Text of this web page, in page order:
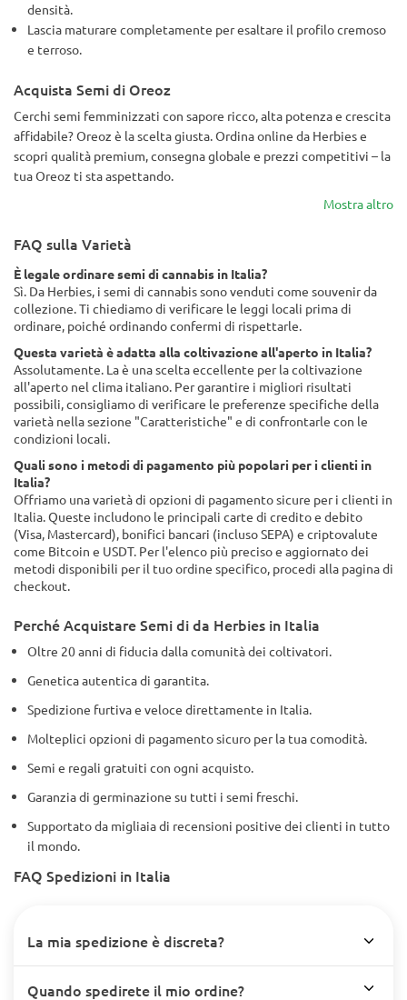
densità.
Lascia maturare completamente per esaltare il profilo cremoso
e terroso.
Acquista Semi di Oreoz
Cerchi semi femminizzati con sapore ricco, alta potenza e crescita
affidabile? Oreoz è la scelta giusta. Ordina online da Herbies e
scopri qualità premium, consegna globale e prezzi competitivi – la
tua Oreoz ti sta aspettando.
Mostra altro
FAQ sulla Varietà
È legale ordinare semi di cannabis in Italia?
Sì. Da Herbies, i semi di cannabis sono venduti come souvenir da
collezione. Ti chiediamo di verificare le leggi locali prima di
ordinare, poiché ordinando confermi di rispettarle.
Questa varietà è adatta alla coltivazione all'aperto in Italia?
Assolutamente. La è una scelta eccellente per la coltivazione
all'aperto nel clima italiano. Per garantire i migliori risultati
possibili, consigliamo di verificare le preferenze specifiche della
varietà nella sezione "Caratteristiche" e di confrontarle con le
condizioni locali.
Quali sono i metodi di pagamento più popolari per i clienti in
Italia?
Offriamo una varietà di opzioni di pagamento sicure per i clienti in
Italia. Queste includono le principali carte di credito e debito
(Visa, Mastercard), bonifici bancari (incluso SEPA) e criptovalute
come Bitcoin e USDT. Per l'elenco più preciso e aggiornato dei
metodi disponibili per il tuo ordine specifico, procedi alla pagina di
checkout.
Perché Acquistare Semi di da Herbies in Italia
Oltre 20 anni di fiducia dalla comunità dei coltivatori.
Genetica autentica di garantita.
Spedizione furtiva e veloce direttamente in Italia.
Molteplici opzioni di pagamento sicuro per la tua comodità.
Semi e regali gratuiti con ogni acquisto.
Garanzia di germinazione su tutti i semi freschi.
Supportato da migliaia di recensioni positive dei clienti in tutto
il mondo.
FAQ Spedizioni in Italia
La mia spedizione è discreta?
Quando spedirete il mio ordine?